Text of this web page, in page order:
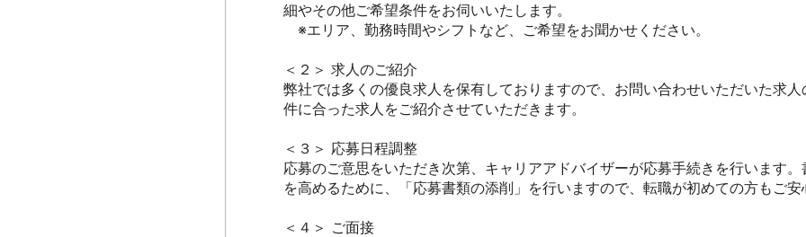
細やその他ご希望条件をお伺いいたします。
※エリア、勤務時間やシフトなど、ご希望をお聞かせください。
＜２＞ 求人のご紹介
弊社では多くの優良求人を保有しておりますので、お問い合わせいただいた求
件に合った求人をご紹介させていただきます。
＜３＞ 応募日程調整
応募のご意思をいただき次第、キャリアアドバイザーが応募手続きを行います
を高めるために、「応募書類の添削」を行いますので、転職が初めての方もご
＜４＞ ご面接